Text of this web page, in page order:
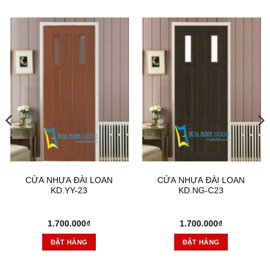
CỬA NHỰA ĐÀI LOAN
KD.YY-23
1.700.000₫
ĐẶT HÀNG
CỬA NHỰA ĐÀI LOAN
KD.NG-C23
1.700.000₫
ĐẶT HÀNG